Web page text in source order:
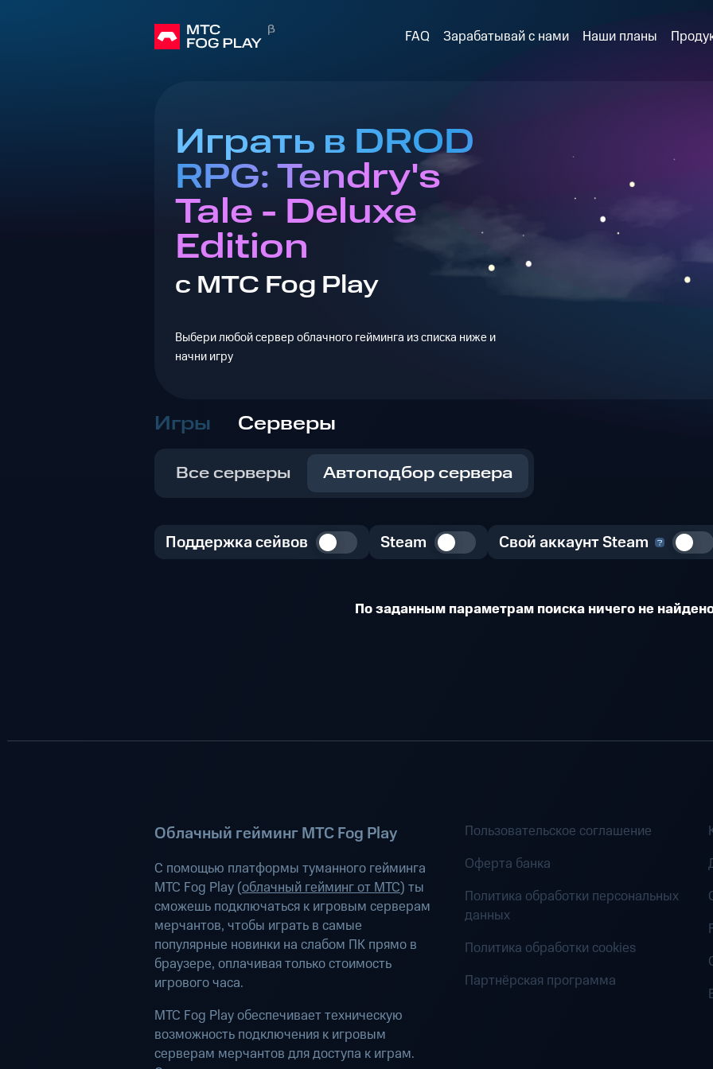
FAQ Зарабатывай с нами Наши планы
Играть в DROD
RPG: Tendry's
Tale - Deluxe
Edition
с МТС Fog Play
Выбери любой сервер облачного гейминга из списка ниже и
начни игру
Игры Серверы
Все серверы Автоподбор сервера
Поддержка сейвов Steam Свой аккаунт Steam
По заданным параметрам поиска ничего не
Облачный гейминг МТС Fog Play
С помощью платформы туманного гейминга
МТС Fog Play (облачный гейминг от МТС) ты
сможешь подключаться к игровым серверам
мерчантов, чтобы играть в самые
популярные новинки на слабом ПК прямо в
браузере, оплачивая только стоимость
игрового часа.
МТС Fog Play обеспечивает техническую
возможность подключения к игровым
серверам мерчантов для доступа к играм.
Пользовательское соглашение
Оферта банка
Политика обработки персональных
данных
Политика обработки cookies
Партнёрская программа